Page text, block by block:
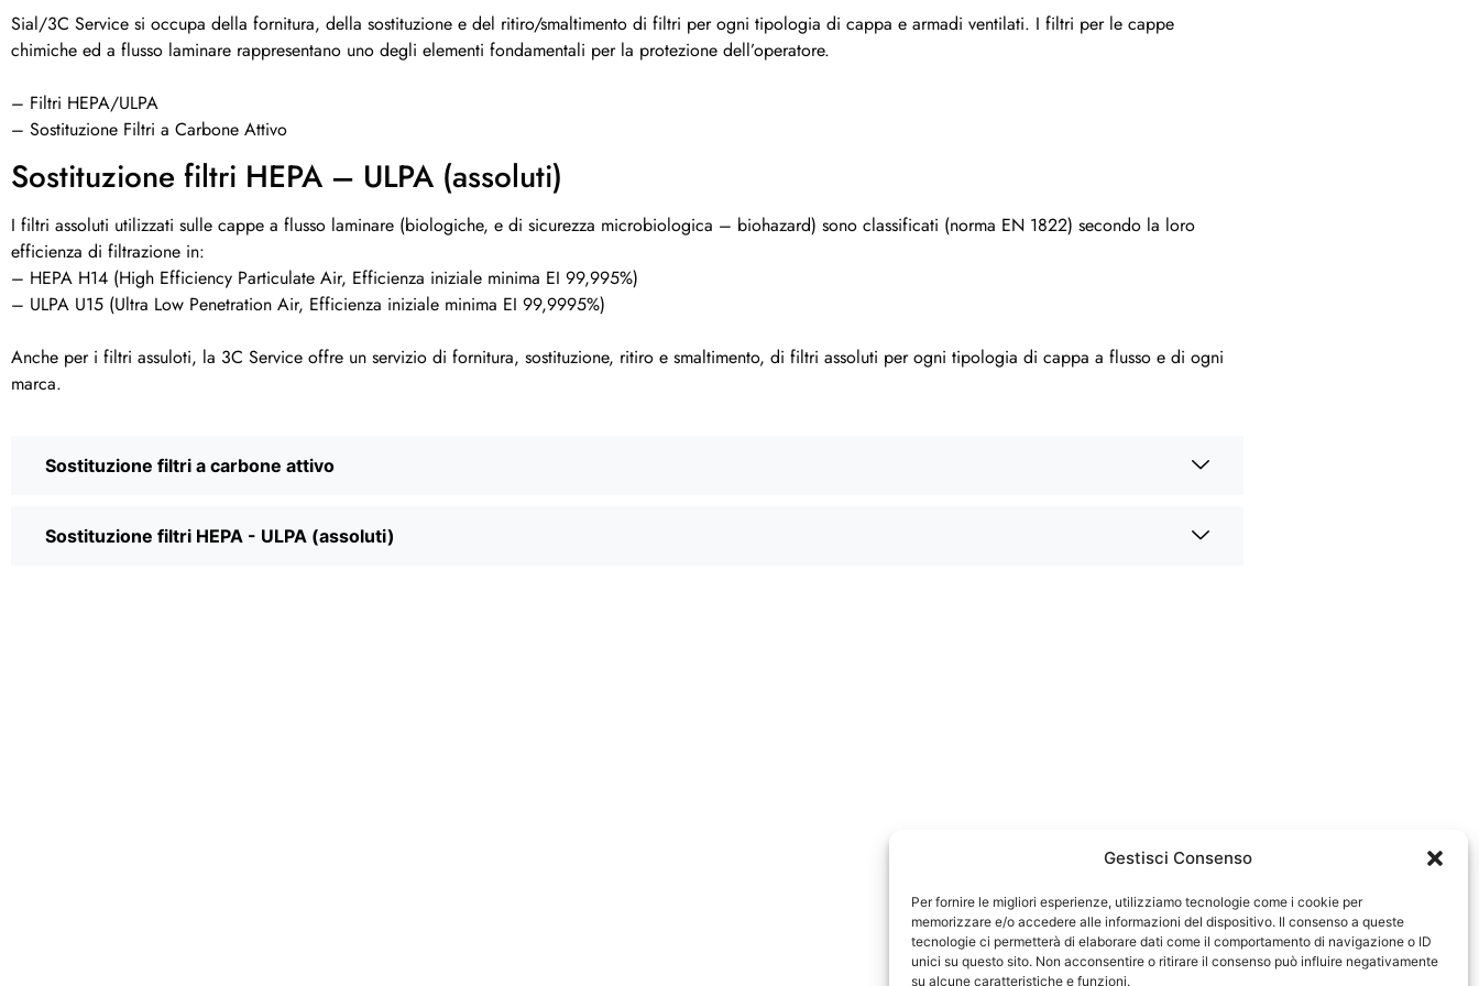
Gestisci Consenso
Per fornire le migliori esperienze, utilizziamo tecnologie come i cookie per
memorizzare e/o accedere alle informazioni del dispositivo. Il consenso a queste
tecnologie ci permetterà di elaborare dati come il comportamento di navigazione o ID
unici su questo sito. Non acconsentire o ritirare il consenso può influire negativamente
su alcune caratteristiche e funzioni.
Sial/3C Service si occupa della fornitura, della sostituzione e del ritiro/smaltimento di filtri per ogni tipologia di cappa e armadi ventilati. I filtri per le cappe
chimiche ed a flusso laminare rappresentano uno degli elementi fondamentali per la protezione dell’operatore.
– Filtri HEPA/ULPA
– Sostituzione Filtri a Carbone Attivo
Sostituzione filtri HEPA – ULPA (assoluti)
I filtri assoluti utilizzati sulle cappe a flusso laminare (biologiche, e di sicurezza microbiologica – biohazard) sono classificati (norma EN 1822) secondo la loro
efficienza di filtrazione in:
– HEPA H14 (High Efficiency Particulate Air, Efficienza iniziale minima EI 99,995%)
– ULPA U15 (Ultra Low Penetration Air, Efficienza iniziale minima EI 99,9995%)
Anche per i filtri assuloti, la 3C Service offre un servizio di fornitura, sostituzione, ritiro e smaltimento, di filtri assoluti per ogni tipologia di cappa a flusso e di ogni
marca.
Sostituzione filtri a carbone attivo
Sostituzione filtri HEPA - ULPA (assoluti)